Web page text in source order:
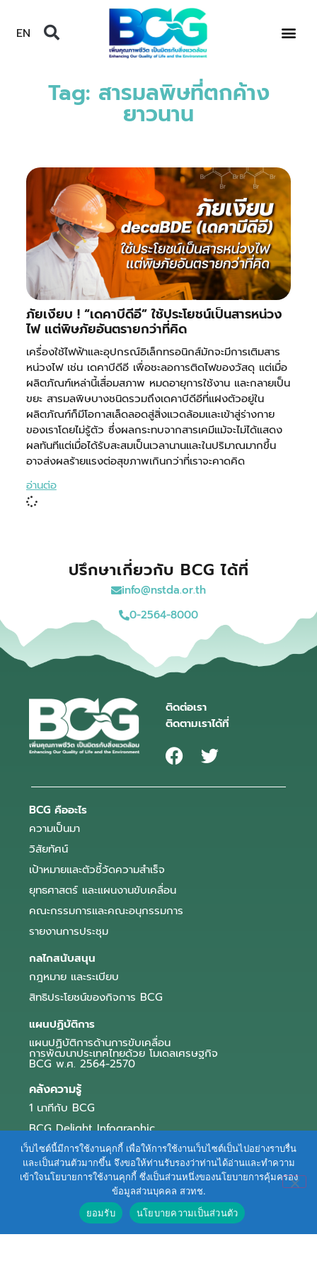
EN
Tag: สารมลพิษที่ตกค้าง
ยาวนาน
ภัยเงียบ ! “เดคาบีดีอี” ใช้ประโยชน์เป็นสารหน่วง
ไฟ แต่พิษภัยอันตรายกว่าที่คิด
เครื่องใช้ไฟฟ้าและอุปกรณ์อิเล็กทรอนิกส์มักจะมีการเติมสาร
หน่วงไฟ เช่น เดคาบีดีอี เพื่อชะลอการติดไฟของวัสดุ แต่เมื่อ
ผลิตภัณฑ์เหล่านี้เสื่อมสภาพ หมดอายุการใช้งาน และกลายเป็น
ขยะ สารมลพิษบางชนิดรวมถึงเดคาบีดีอีที่แฝงตัวอยู่ใน
ผลิตภัณฑ์ก็มีโอกาสเล็ดลอดสู่สิ่งแวดล้อมและเข้าสู่ร่างกาย
ของเราโดยไม่รู้ตัว ซึ่งผลกระทบจากสารเคมีแม้จะไม่ได้แสดง
ผลทันทีแต่เมื่อได้รับสะสมเป็นเวลานานและในปริมาณมากขึ้น
อาจส่งผลร้ายแรงต่อสุขภาพเกินกว่าที่เราจะคาดคิด
อ่านต่อ
ปรึกษาเกี่ยวกับ BCG ได้ที่
info@nstda.or.th
0-2564-8000
ติดต่อเรา
ติดตามเราได้ที่
BCG คืออะไร
ความเป็นมา
วิสัยทัศน์
เป้าหมายและตัวชี้วัดความสำเร็จ
ยุทธศาสตร์ และแผนงานขับเคลื่อน
คณะกรรมการและคณะอนุกรรมการ
รายงานการประชุม
กลไกสนับสนุน
กฎหมาย และระเบียบ
สิทธิประโยชน์ของกิจการ BCG
แผนปฏิบัติการ
แผนปฏิบัติการด้านการขับเคลื่อน
การพัฒนาประเทศไทยด้วย โมเดลเศรษฐกิจ
BCG พ.ศ. 2564-2570
คลังความรู้
1 นาทีกับ BCG
BCG Delight Infographic
สื่อประชาสัมพันธ์
e-Book Series
ตัวอย่างธุรกิจ BCG
ข่าวและบทความ
เว็บไซต์นี้มีการใช้งานคุกกี้ เพื่อให้การใช้งานเว็บไซต์เป็นไปอย่างราบรื่น
และเป็นส่วนตัวมากขึ้น จึงขอให้ท่านรับรองว่าท่านได้อ่านและทำความ
เข้าใจนโยบายการใช้งานคุกกี้ ซึ่งเป็นส่วนหนึ่งของนโยบายการคุ้มครอง
ข้อมูลส่วนบุคคล สวทช.
ยอมรับ
นโยบายความเป็นส่วนตัว